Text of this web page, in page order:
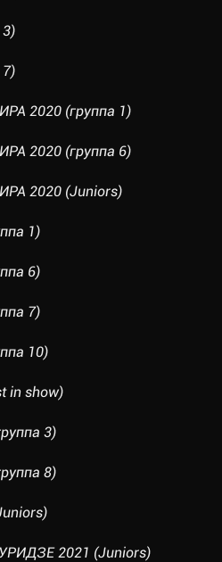
2020 (группа 1)
2020 (группа 6)
2020 (Juniors)
1)
6)
7)
10)
in show)
3)
8)
2021 (Juniors)